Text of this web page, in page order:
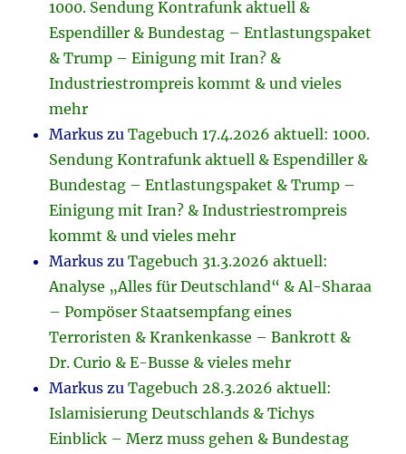
1000. Sendung Kontrafunk aktuell &
Espendiller & Bundestag – Entlastungspaket
& Trump – Einigung mit Iran? &
Industriestrompreis kommt & und vieles
mehr
Markus zuTagebuch 17.4.2026 aktuell: 1000.
Sendung Kontrafunk aktuell & Espendiller &
Bundestag – Entlastungspaket & Trump –
Einigung mit Iran? & Industriestrompreis
kommt & und vieles mehr
Markus zuTagebuch 31.3.2026 aktuell:
Analyse „Alles für Deutschland“ & Al-Sharaa
– Pompöser Staatsempfang eines
Terroristen & Krankenkasse – Bankrott &
Dr. Curio & E-Busse & vieles mehr
Markus zuTagebuch 28.3.2026 aktuell:
Islamisierung Deutschlands & Tichys
Einblick – Merz muss gehen & Bundestag